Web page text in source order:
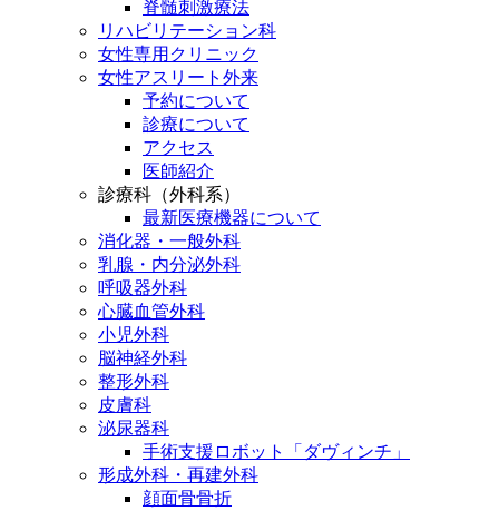
脊髄刺激療法
リハビリテーション科
女性専用クリニック
女性アスリート外来
予約について
診療について
アクセス
医師紹介
診療科（外科系）
最新医療機器について
消化器・一般外科
乳腺・内分泌外科
呼吸器外科
心臓血管外科
小児外科
脳神経外科
整形外科
皮膚科
泌尿器科
手術支援ロボット「ダヴィンチ」
形成外科・再建外科
顔面骨骨折